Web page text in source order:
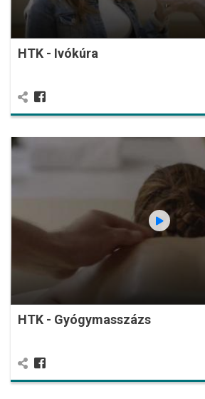
HTK - Ivókúra
HTK - Gyógymasszázs